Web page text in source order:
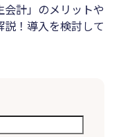
計」のメリットや
！導入を検討して